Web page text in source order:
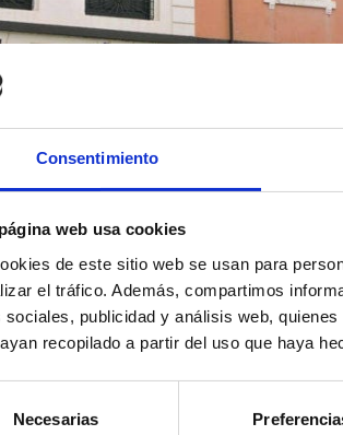
Consentimiento
web usa cookies
de este sitio web se usan para
el tráfico. Además, compartimos
sociales, publicidad y análisis web,
recopilado a partir del uso que haya
Necesarias